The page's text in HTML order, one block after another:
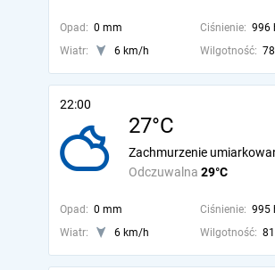
Opad: 0 mm Ciśnienie: 996
Wiatr:
6 km/h Wilgotność:
22:00
27°C
Odczuwalna 29°C
Zachmurzenie
Opad: 0 mm Ciśnienie: 995
Wiatr:
6 km/h Wilgotność: